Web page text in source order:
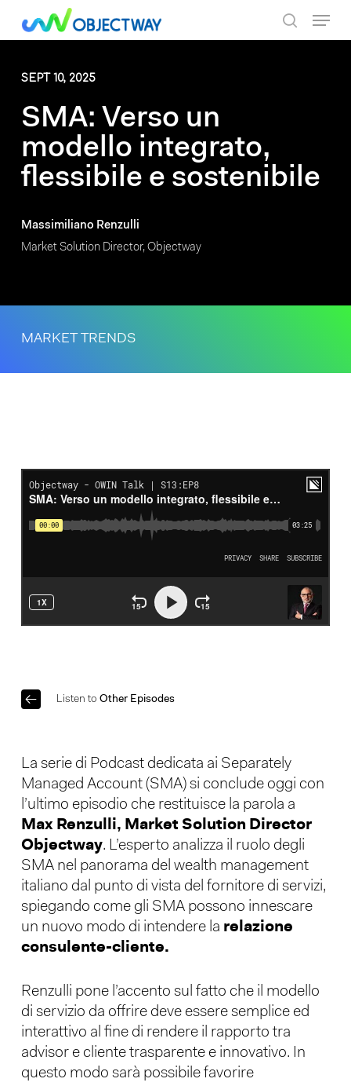
content
SEPT 10, 2025
SMA: Verso un
modello integrato,
flessibile e sostenibile
Massimiliano Renzulli
Market Solution Director, Objectway
MARKET TRENDS
Listen toOther Episodes
La serie di Podcast dedicata ai Separately
Managed Account (SMA) si conclude oggi con
l’ultimo episodio che restituisce la parola a
Max Renzulli, Market Solution Director
Objectway. L’esperto analizza il ruolo degli
SMA nel panorama del wealth management
italiano dal punto di vista del fornitore di servizi,
spiegando come gli SMA possono innescare
un nuovo modo di intendere la relazione
consulente-cliente.
Renzulli pone l’accento sul fatto che il modello
di servizio da offrire deve essere semplice ed
interattivo al fine di rendere il rapporto tra
advisor e cliente trasparente e innovativo. In
questo modo sarà possibile favorire